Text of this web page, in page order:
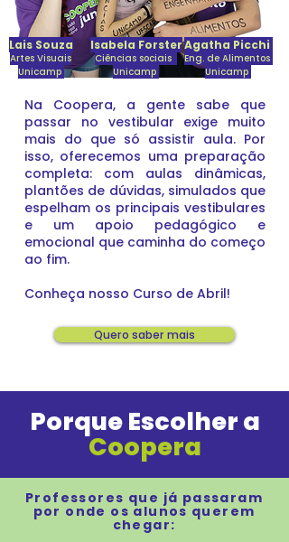
Lais Souza
Artes Visuais
Unicamp
Isabela Forster
Ciências sociais
Unicamp
Agatha Picchi
Eng. de Alimentos
Unicamp
Na Coopera, a gente sabe que
passar no vestibular exige muito
mais do que só assistir aula. Por
isso, oferecemos uma preparação
completa: com aulas dinâmicas,
plantões de dúvidas, simulados que
espelham os principais vestibulares
e um apoio pedagógico e
emocional que caminha do começo
ao fim.
Conheça nosso Curso de Abril!
Quero saber mais
Porque Escolher a
Coopera
Professores que já passaram
por onde os alunos querem
chegar: